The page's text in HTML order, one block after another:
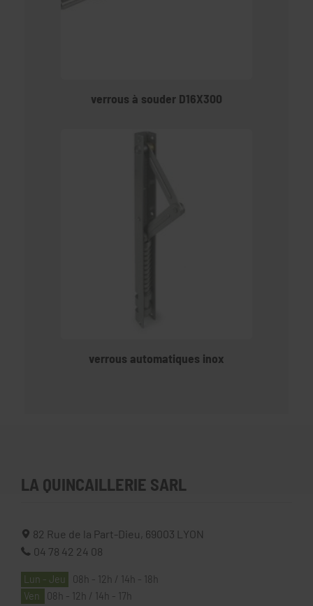
verrous à souder D16X300
verrous automatiques inox
LA QUINCAILLERIE SARL
82 Rue de la Part-Dieu, 69003
LYON
04 78 42 24 08
Lun - Jeu
08h - 12h / 14h - 18h
Ven
08h - 12h / 14h - 17h